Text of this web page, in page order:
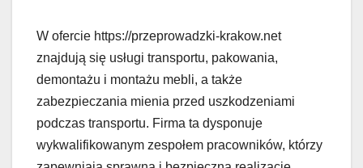
W ofercie https://przeprowadzki-krakow.net
znajdują się usługi transportu, pakowania,
demontażu i montażu mebli, a także
zabezpieczania mienia przed uszkodzeniami
podczas transportu. Firma ta dysponuje
wykwalifikowanym zespołem pracowników, którzy